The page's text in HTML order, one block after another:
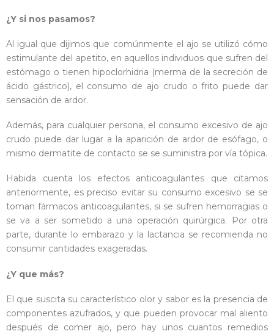
¿Y si nos pasamos?
Al igual que dijimos que comúnmente el ajo se utilizó cómo
estimulante del apetito, en aquellos individuos que sufren del
estómago o tienen hipoclorhidria (merma de la secreción de
ácido gástrico), el consumo de ajo crudo o frito puede dar
sensación de ardor.
Además, para cualquier persona, el consumo excesivo de ajo
crudo puede dar lugar a la aparición de ardor de esófago, o
mismo dermatite de contacto se se suministra por vía tópica.
Habida cuenta los efectos anticoagulantes que citamos
anteriormente, es preciso evitar su consumo excesivo se se
toman fármacos anticoagulantes, si se sufren hemorragias o
se va a ser sometido a una operación quirúrgica. Por otra
parte, durante lo embarazo y la lactancia se recomienda no
consumir cantidades exageradas.
¿Y que más?
El que suscita su característico olor y sabor es la presencia de
componentes azufrados, y que pueden provocar mal aliento
después de comer ajo, pero hay unos cuantos remedios